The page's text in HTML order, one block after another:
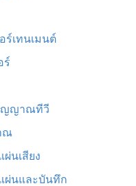
ร์เทนเมนต์
ร์
ญญาณทีวี
ณ
ผ่นเสียง
ผ่นและบันทึก